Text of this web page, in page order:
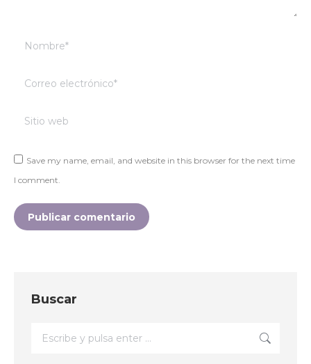
Nombre *
Correo electrónico *
Sitio web
Save my name, email, and website in this browser for the next time
I comment.
Publicar comentario
Buscar
Buscar: